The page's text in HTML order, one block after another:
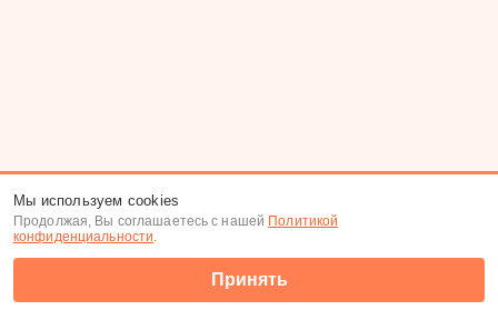
Мы используем cookies
Продолжая, Вы соглашаетесь с нашей Политикой
конфиденциальности.
Принять